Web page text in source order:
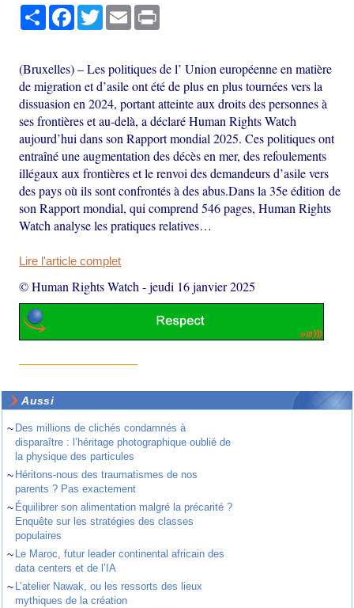
PartagerFacebook
TwitterEmail
(Bruxelles) – Les politiques de l’ Union européenne en matière
de migration et d’asile ont été de plus en plus tournées vers la
dissuasion en 2024, portant atteinte aux droits des personnes à
ses frontières et au-delà, a déclaré Human Rights Watch
aujourd’hui dans son Rapport mondial 2025. Ces politiques ont
entraîné une augmentation des décès en mer, des refoulements
illégaux aux frontières et le renvoi des demandeurs d’asile vers
des pays où ils sont confrontés à des abus.Dans la 35e édition de
son Rapport mondial, qui comprend 546 pages, Human Rights
Watch analyse les pratiques relatives…
Lire l'article complet
© Human Rights Watch -jeudi 16 janvier 2025
Aussi
~ Des millions de clichés condamnés à
disparaître : l’héritage photographique oublié de
la physique des particules
~ Héritons-nous des traumatismes de nos
parents ? Pas exactement
~ Équilibrer son alimentation malgré la précarité ?
Enquête sur les stratégies des classes
populaires
~ Le Maroc, futur leader continental africain des
data centers et de l’IA
~ L’atelier Nawak, ou les ressorts des lieux
mythiques de la création